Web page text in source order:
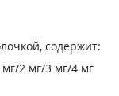
содержит:
2 мг/3 мг/4 мг